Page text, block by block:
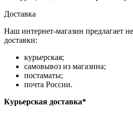
Доставка
Наш интернет-магазин предлагает
доставки:
курьерская;
самовывоз из магазина;
постаматы;
почта России.
Курьерская доставка*